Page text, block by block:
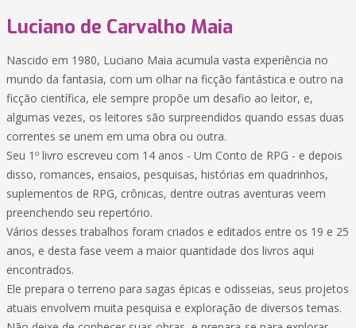
Luciano de Carvalho Maia
Nascido em 1980, Luciano Maia acumula vasta experiência no
mundo da fantasia, com um olhar na ficção fantástica e outro na
ficção científica, ele sempre propõe um desafio ao leitor, e,
algumas vezes, os leitores são surpreendidos quando essas duas
correntes se unem em uma obra ou outra.
Seu 1º livro escreveu com 14 anos - Um Conto de RPG - e depois
disso, romances, ensaios, pesquisas, histórias em quadrinhos,
suplementos de RPG, crônicas, dentre outras aventuras veem
preenchendo seu repertório.
Vários desses trabalhos foram criados e editados entre os 19 e 25
anos, e desta fase veem a maior quantidade dos livros aqui
encontrados.
Ele prepara o terreno para sagas épicas e odisseias, seus projetos
atuais envolvem muita pesquisa e exploração de diversos temas.